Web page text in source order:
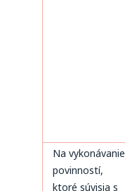
Na vykonávanie
povinností,
ktoré súvisia s